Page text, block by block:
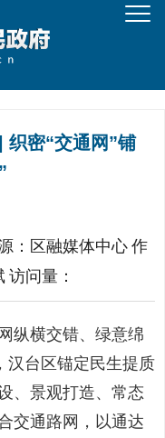
织密“交通网”铺
： 区融媒体中心 作
访问量：
横交错、绿意绵
台区锚定民生提质
、景观打造、常态
交通路网，以通达